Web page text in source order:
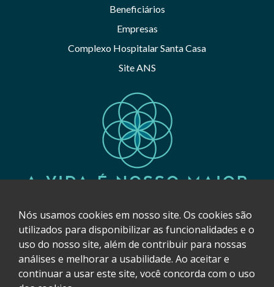
Beneficiários
Empresas
Complexo Hospitalar Santa Casa
Site ANS
A VIDA É NOSSO MAIOR
Nós usamos cookies em nosso site. Os cookies são
utilizados ​​para disponibilizar as funcionalidades e o
uso do nosso site, além de contribuir para nossas
análises e melhorar a usabilidade. Ao aceitar e
continuar a usar este site, você concorda com o uso